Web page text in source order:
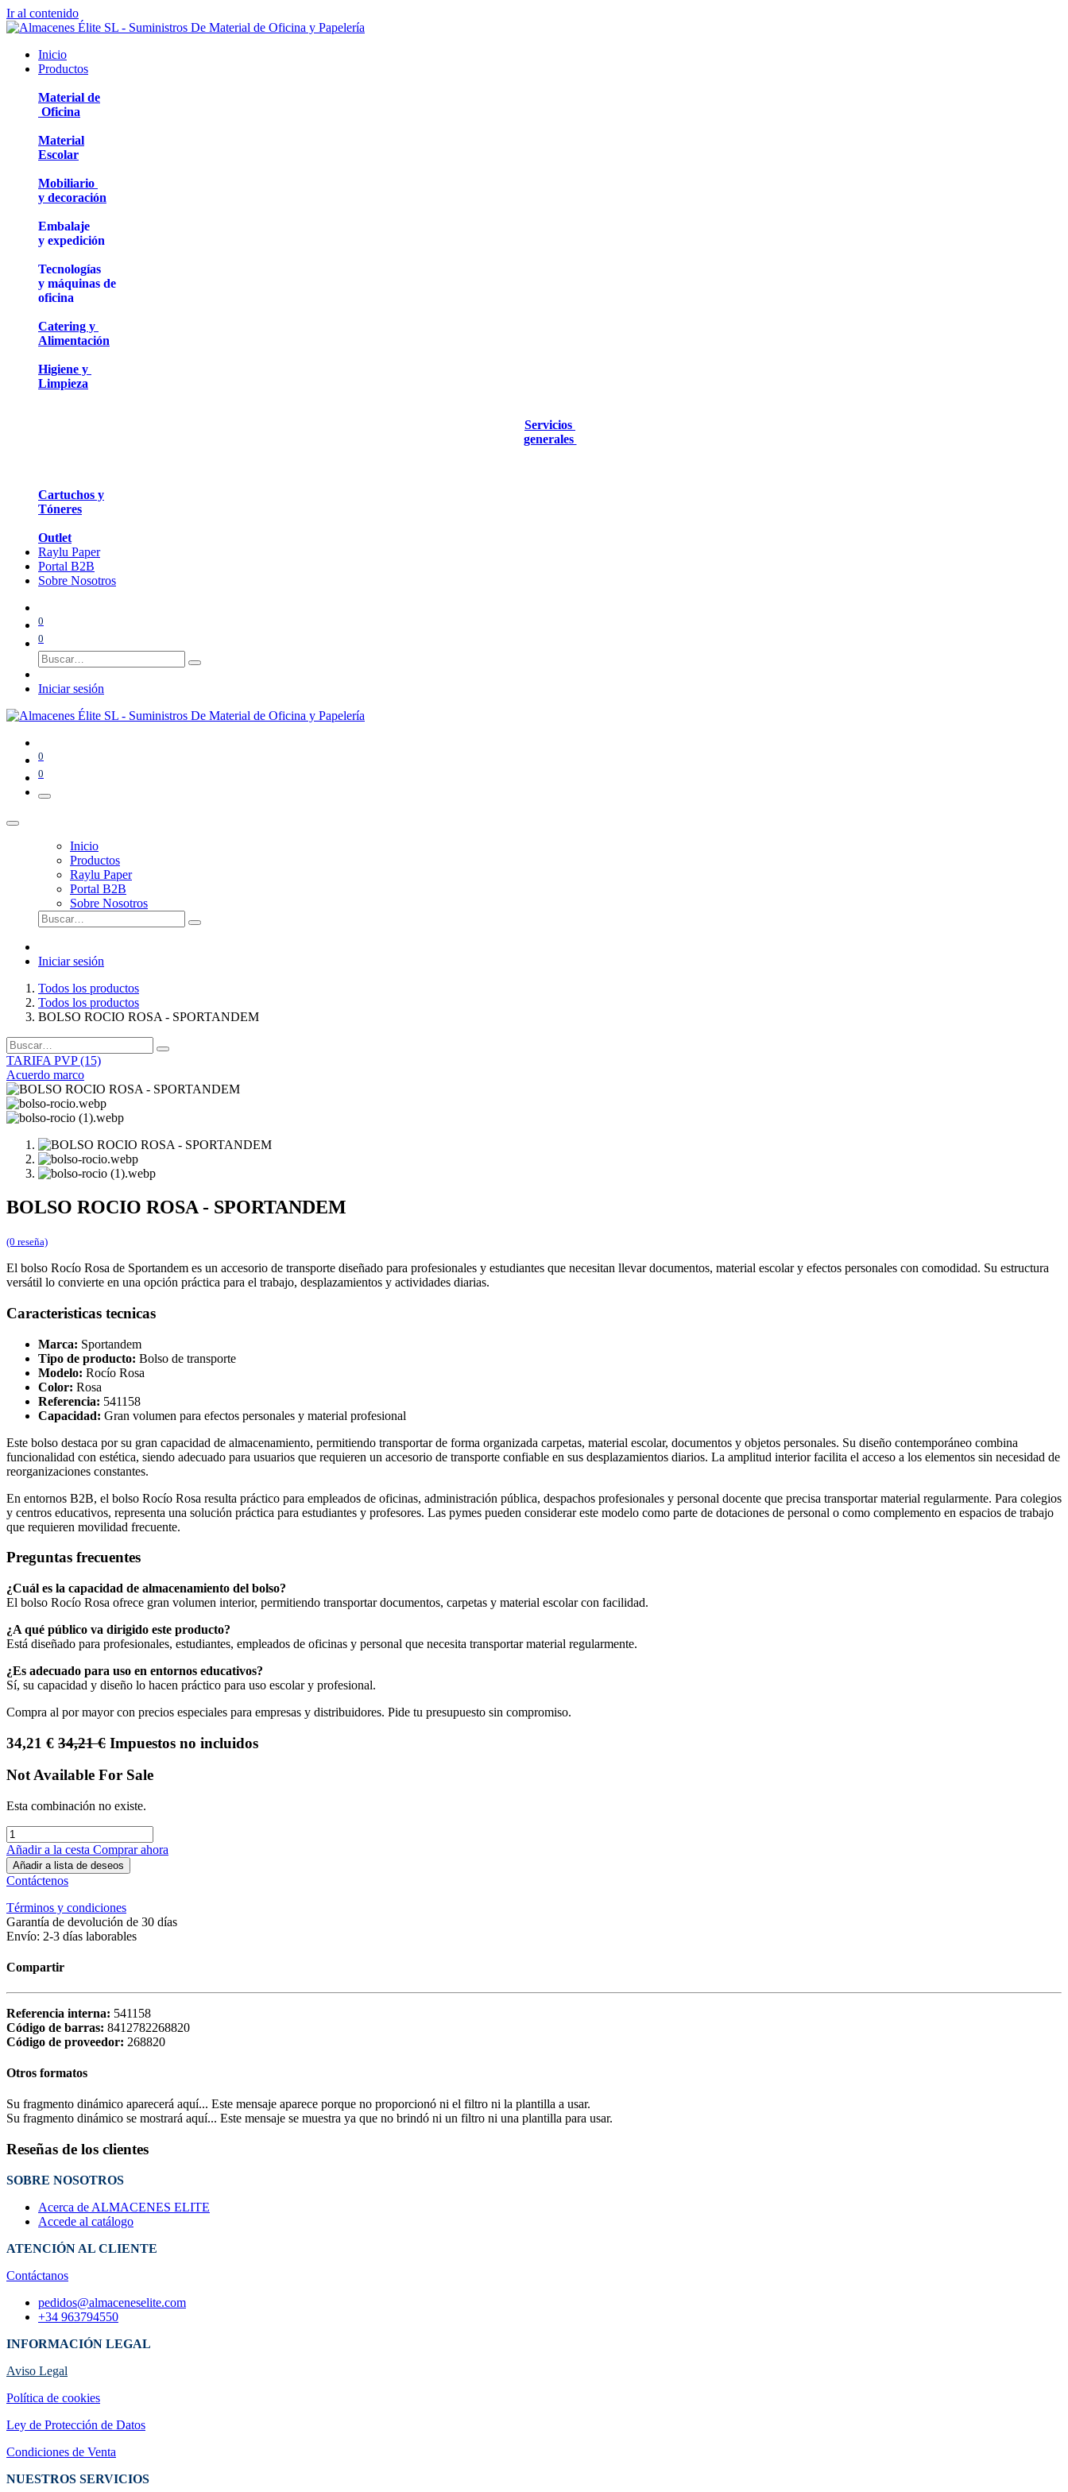
Ir al contenido
Inicio
Productos
Material de
Oficina
Material
Escolar
Mobiliario
y decoración
Embalaje
y expedición
Tecnologías
y máquinas de
oficina
Catering y
Alimentación
Higiene y
Limpieza
Servicios
generales
Cartuchos y
Tóneres
Outlet
Raylu Paper
Portal B2B
Sobre Nosotros
0
0
Iniciar sesión
0
0
Inicio
Productos
Raylu Paper
Portal B2B
Sobre Nosotros
Iniciar sesión
Todos los productos
Todos los productos
BOLSO ROCIO ROSA - SPORTANDEM
TARIFA PVP (15)
Acuerdo marco
BOLSO ROCIO ROSA - SPORTANDEM
(0 reseña)
El bolso Rocío Rosa de Sportandem es un accesorio de transporte diseñado para profesionales y estudiantes que necesitan llevar documentos, material escolar y efectos personales con comodidad. Su estructura
versátil lo convierte en una opción práctica para el trabajo, desplazamientos y actividades diarias.
Caracteristicas tecnicas
Marca: Sportandem
Tipo de producto: Bolso de transporte
Modelo: Rocío Rosa
Color: Rosa
Referencia: 541158
Capacidad: Gran volumen para efectos personales y material profesional
Este bolso destaca por su gran capacidad de almacenamiento, permitiendo transportar de forma organizada carpetas, material escolar, documentos y objetos personales. Su diseño contemporáneo combina
funcionalidad con estética, siendo adecuado para usuarios que requieren un accesorio de transporte confiable en sus desplazamientos diarios. La amplitud interior facilita el acceso a los elementos sin necesidad de
reorganizaciones constantes.
En entornos B2B, el bolso Rocío Rosa resulta práctico para empleados de oficinas, administración pública, despachos profesionales y personal docente que precisa transportar material regularmente. Para colegios
y centros educativos, representa una solución práctica para estudiantes y profesores. Las pymes pueden considerar este modelo como parte de dotaciones de personal o como complemento en espacios de trabajo
que requieren movilidad frecuente.
Preguntas frecuentes
¿Cuál es la capacidad de almacenamiento del bolso?
El bolso Rocío Rosa ofrece gran volumen interior, permitiendo transportar documentos, carpetas y material escolar con facilidad.
¿A qué público va dirigido este producto?
Está diseñado para profesionales, estudiantes, empleados de oficinas y personal que necesita transportar material regularmente.
¿Es adecuado para uso en entornos educativos?
Sí, su capacidad y diseño lo hacen práctico para uso escolar y profesional.
Compra al por mayor con precios especiales para empresas y distribuidores. Pide tu presupuesto sin compromiso.
34,21 € 34,21€ Impuestos no incluidos
Not Available For Sale
Esta combinación no existe.
Añadir a la cesta Comprar ahora
Añadir a lista de deseos
Contáctenos
Términos y condiciones
Garantía de devolución de 30 días
Envío: 2-3 días laborables
Compartir
Referencia interna: 541158
Código de barras: 8412782268820
Código de proveedor: 268820
Otros formatos
Su fragmento dinámico aparecerá aquí... Este mensaje aparece porque no proporcionó ni el filtro ni la plantilla a usar.
Su fragmento dinámico se mostrará aquí... Este mensaje se muestra ya que no brindó ni un filtro ni una plantilla para usar.
Reseñas de los clientes
SOBRE NOSOTROS
Acerca de ALMACENES ELITE
Accede al catálogo
ATENCIÓN AL CLIENTE
Contáctanos
pedidos@almaceneselite.com
+34 963794550
INFORMACIÓN LEGAL
Aviso Legal
Política de cookies
Ley de Protección de Datos
Condiciones de Venta
NUESTROS SERVICIOS